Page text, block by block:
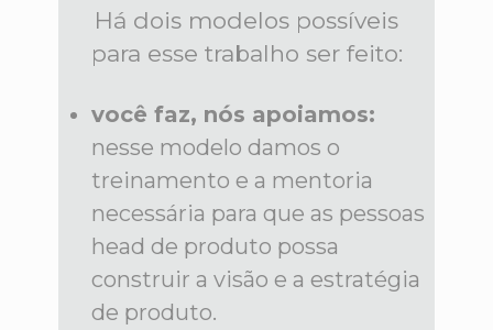
Há dois modelos possíveis
para esse trabalho ser feito:
você faz, nós apoiamos:
nesse modelo damos o
treinamento e a mentoria
necessária para que as pessoas
head de produto possa
construir a visão e a estratégia
de produto.